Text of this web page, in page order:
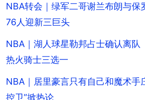
NBA转会｜绿军二哥谢兰布朗与
76人迎新三巨头
NBA｜湖人球星勒邦占士确认离
热火骑士三选一
NBA｜居里豪言只有自己和魔术手
控卫”掀热论